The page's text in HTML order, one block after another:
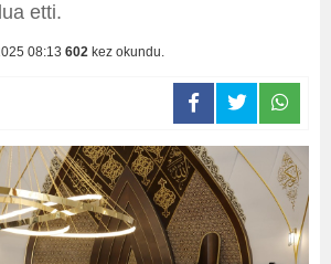
etti.
08:13 602 kez okundu.